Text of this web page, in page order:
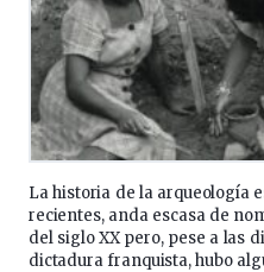
La historia de la arqueología
recientes, anda escasa de
del siglo XX pero, pese a las
dictadura franquista, hubo